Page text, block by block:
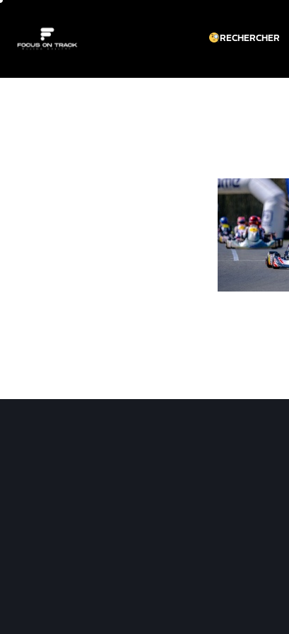
RECHERCHER